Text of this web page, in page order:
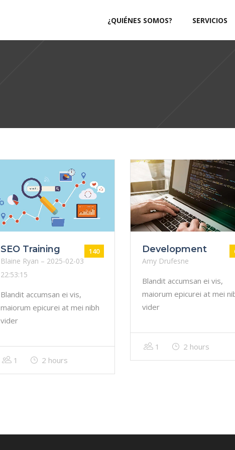
¿QUIÉNES SOMOS? SERVICIOS
SEO Training 140
Blaine Ryan – 2025-02-03
22:53:15
Blandit accumsan ei vis,
maiorum epicurei at mei nibh
vider
1 2 hours
Development
Amy Drufesne
Blandit accumsan ei vis,
maiorum epicurei at mei
vider
1 2 hours